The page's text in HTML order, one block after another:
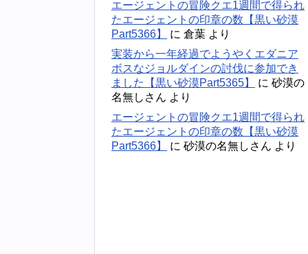
エージェントの冒険クエ1週間で得られ
たエージェントの印章の数【黒い砂漠
Part5366】
に 倉葉 より
実装から一年経過でようやくエダニア
ボスなジョルダインの討伐に参加でき
ました【黒い砂漠Part5365】
に 砂漠の
名無しさん より
エージェントの冒険クエ1週間で得られ
たエージェントの印章の数【黒い砂漠
Part5366】
に 砂漠の名無しさん より